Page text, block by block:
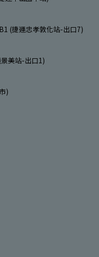
(捷運忠孝敦化站-出口7)
美站-出口1)
)